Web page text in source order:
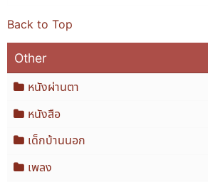
Back to Top
Other
หนังผ่านตา
หนังสือ
เด็กบ้านนอก
เพลง